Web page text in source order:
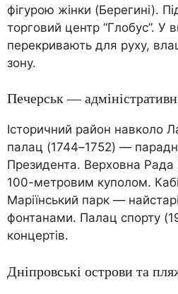
фігурою жінки (Берегині).
торговий центр “Глобус”. У
перекривають для руху,
зону.
Печерськ —
Історичний район навколо
палац (1744–1752) —
Президента. Верховна Рада
100-метровим куполом.
Маріїнський парк —
фонтанами. Палац спорту
концертів.
Дніпровські острови та